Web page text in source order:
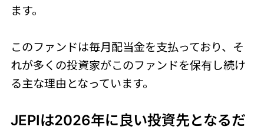
ます。
このファンドは毎月配当金を支払っており、そ
れが多くの投資家がこのファンドを保有し続け
る主な理由となっています。
JEPIは2026年に良い投資先となるだ